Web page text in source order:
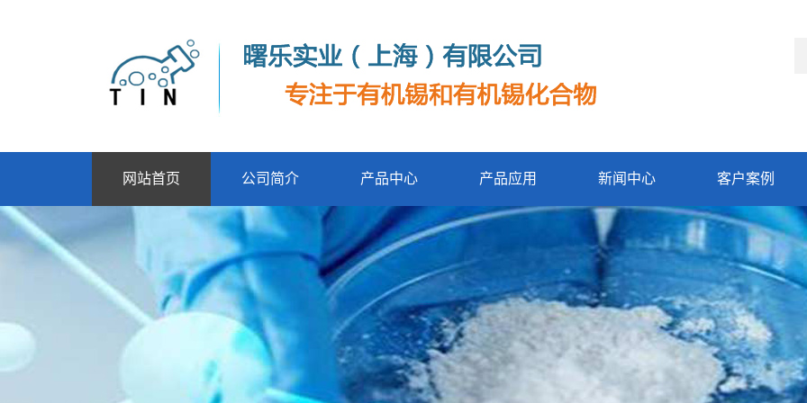
网站首页 公司简介 产品中心 产品应用 新闻中心 客户案例